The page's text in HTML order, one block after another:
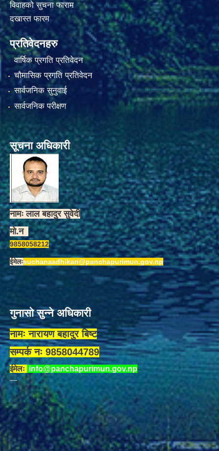
विवाहको सुचना फाराम
दखास्त फारम
प्रतिवेदनहरु
वार्षिक प्रगति प्रतिवेदन
चौमासिक प्रगति प्रतिवेदन
सार्वजनिक सुनुवाई
सार्वजनिक परीक्षण
सूचना अधिकारी
नामः लाल बहादुर सुवेदी
मो.न
9858058212
ईमेलःsuchanaadhikari@panchapurimun.gov.np
गुनासो सुन्ने अधिकारी
नामः नारायण बहादुर बिष्ट
सम्पर्क नः 9858044789
ईमेलः info@panchapurimun.gov.np